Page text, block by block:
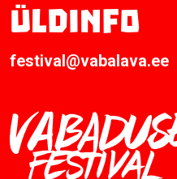
Üldinfo
festival@vabalava.ee